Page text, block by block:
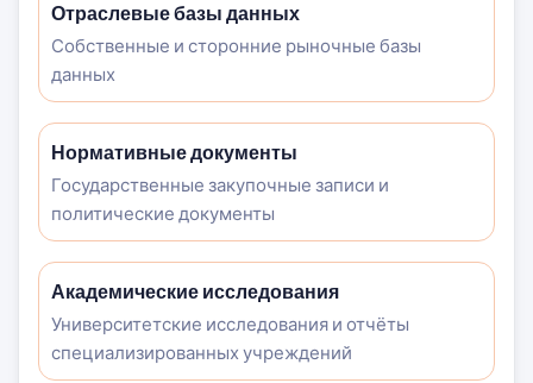
Отраслевые базы данных
Собственные и сторонние рыночные базы
данных
Нормативные документы
Государственные закупочные записи и
политические документы
Академические исследования
Университетские исследования и отчёты
специализированных учреждений